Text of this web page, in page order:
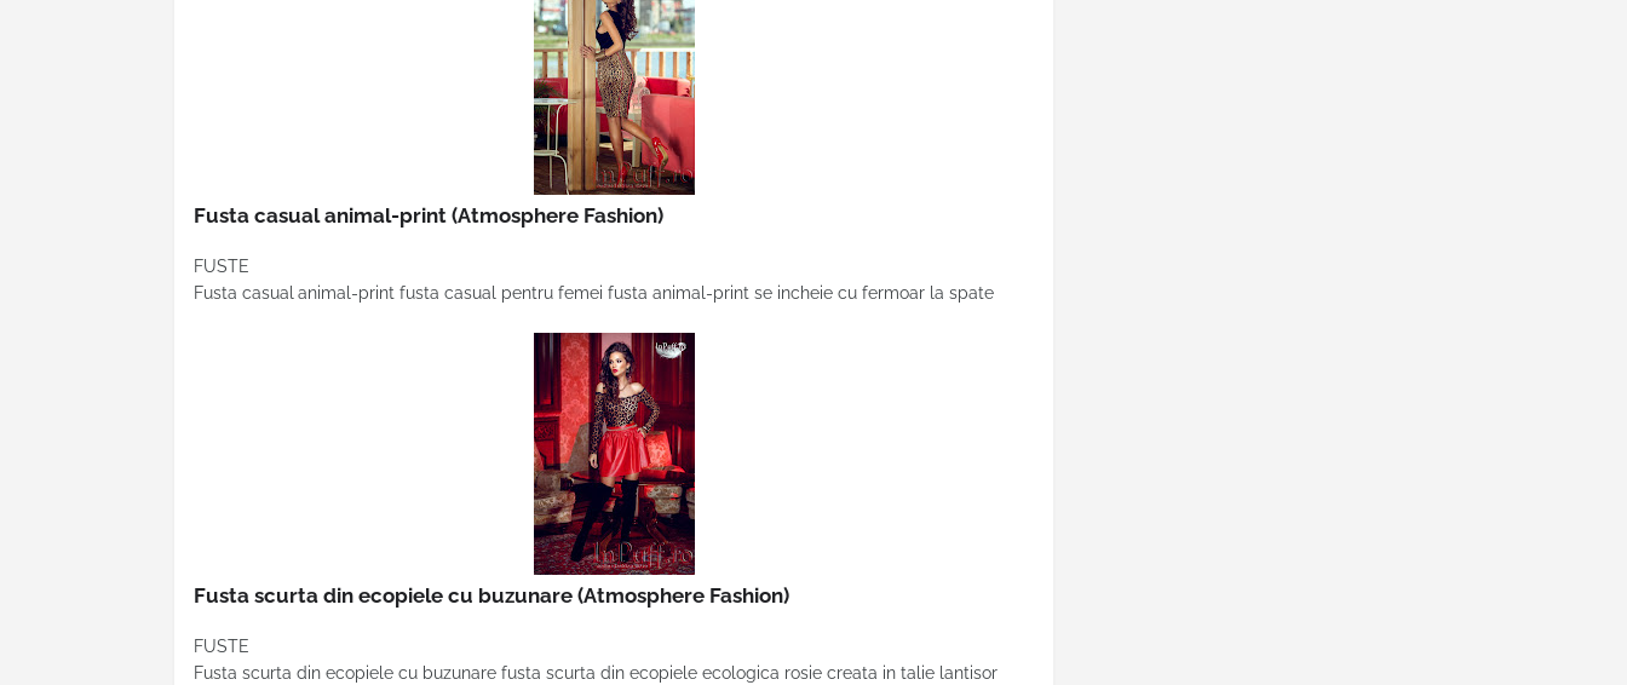
Fusta casual animal-print (Atmosphere Fashion)
FUSTE
Fusta casual animal-print fusta casual pentru femei fusta animal-print se incheie cu fermoar la spate
Fusta scurta din ecopiele cu buzunare (Atmosphere Fashion)
FUSTE
Fusta scurta din ecopiele cu buzunare fusta scurta din ecopiele ecologica rosie creata in talie lantisor